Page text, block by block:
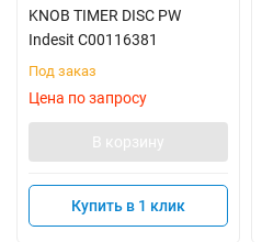
KNOB TIMER DISC PW
Indesit C00116381
Под заказ
Цена по запросу
В корзину
Купить в 1 клик